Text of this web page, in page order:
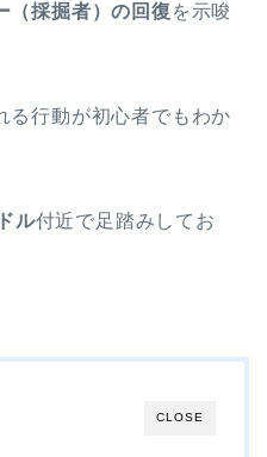
（採掘者）の回復 を示唆
る行動が初心者でもわか
ル付近で足踏みしてお
CLOSE